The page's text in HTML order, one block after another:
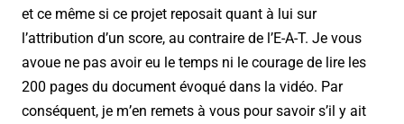
et ce même si ce projet reposait quant à lui sur
l’attribution d’un score, au contraire de l’E-A-T. Je vous
avoue ne pas avoir eu le temps ni le courage de lire les
200 pages du document évoqué dans la vidéo. Par
conséquent, je m’en remets à vous pour savoir s’il y ait